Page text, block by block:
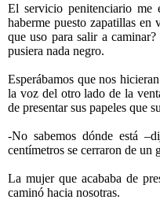
El servicio penitenciario me
haberme puesto zapatillas en
que uso para salir a
pusiera nada negro.
Esperábamos que nos
la voz del otro lado de la
de presentar sus papeles que
-No sabemos dónde está
centímetros se cerraron de un
La mujer que acababa de
caminó hacia nosotras.